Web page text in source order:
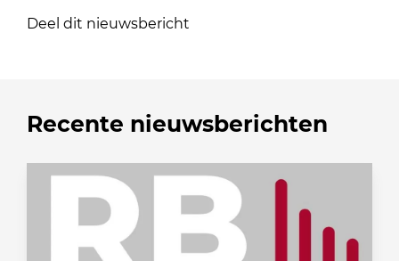
Deel dit nieuwsbericht
Recente nieuwsberichten